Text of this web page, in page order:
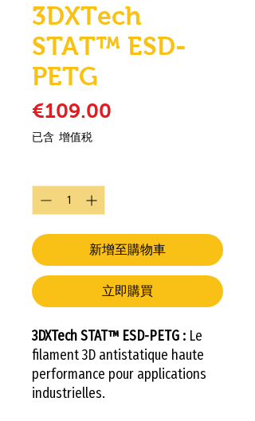
3DXTech
STAT™ ESD-
PETG
€109.00
已含 增值税
新增至購物車
立即購買
3DXTech STAT™ ESD-PETG : Le
filament 3D antistatique haute
performance pour applications
industrielles.